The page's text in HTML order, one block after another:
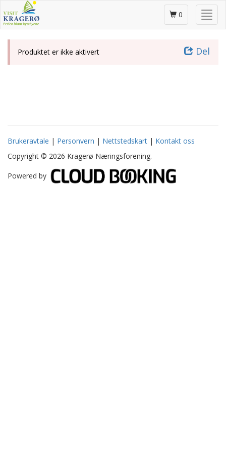
til
hovedinnhold
Skjul
/
0
Del
Produktet er ikke aktivert
Brukeravtale | Personvern | Nettstedskart | Kontakt oss
Copyright © 2026 Kragerø Næringsforening.
Powered by